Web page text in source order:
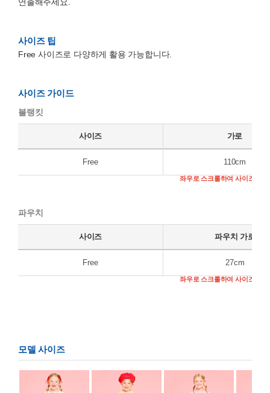
사이즈 팁
Free 사이즈로 다양하게 활용 가능합니다.
사이즈 가이드
블랭킷
사이즈
Free
가로
110cm
파우치
사이즈
Free
파우치 가로
27cm
모델 사이즈